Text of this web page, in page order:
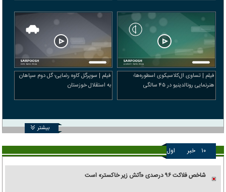
فیلم | تساوی ال‌کلاسیکوی اسطوره‌ها؛
هنرنمایی رونالدینیو در ۴۵ سالگی
فیلم | سوپرگل کاوه رضایی؛ گل دوم سپاهان
به استقلال خوزستان
بیشتر
۱۰ خبر اول
شاخص فلاکت ۹۶ درصدی «آتش زیر خاکستر» است